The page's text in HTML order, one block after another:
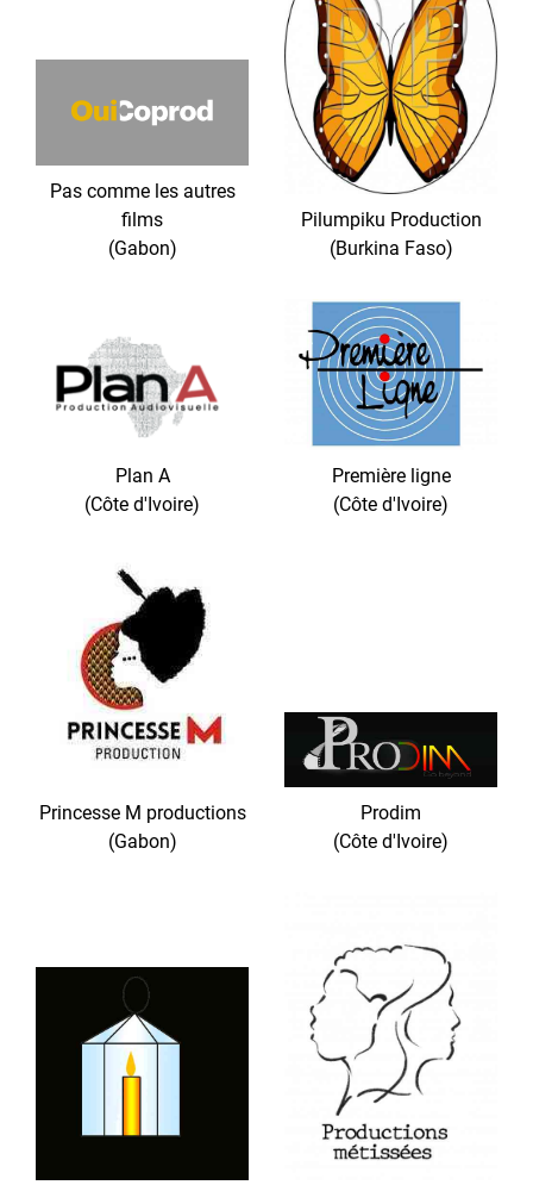
Pas comme les autres
films
(Gabon)
Pilumpiku Production
(Burkina Faso)
Plan A
(Côte d'Ivoire)
Première ligne
(Côte d'Ivoire)
Princesse M productions
(Gabon)
Prodim
(Côte d'Ivoire)